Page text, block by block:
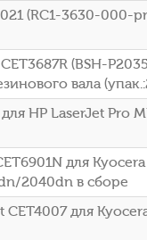
(RC1-3630-000-
(BSH-
вала
HP LaserJet Pro
для Kyocera
2040dn в сборе
для